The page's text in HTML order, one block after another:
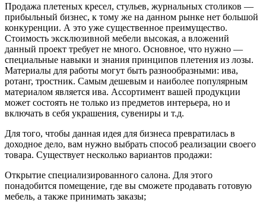
Продажа плетеных кресел, стульев, журнальных столиков —
прибыльный бизнес, к тому же на данном рынке нет большой
конкуренции. А это уже существенное преимущество.
Стоимость эксклюзивной мебели высокая, а вложений
данный проект требует не много. Основное, что нужно —
специальные навыки и знания принципов плетения из лозы.
Материалы для работы могут быть разнообразными: ива,
ротанг, тростник. Самым дешевым и наиболее популярным
материалом является ива. Ассортимент вашей продукции
может состоять не только из предметов интерьера, но и
включать в себя украшения, сувениры и т.д.
Для того, чтобы данная идея для бизнеса превратилась в
доходное дело, вам нужно выбрать способ реализации своего
товара. Существует несколько вариантов продажи:
Открытие специализированного салона. Для этого
понадобится помещение, где вы сможете продавать готовую
мебель, а также принимать заказы;